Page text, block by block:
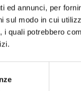
ed annunci, per
sul modo in cui
quali potrebbero
+++